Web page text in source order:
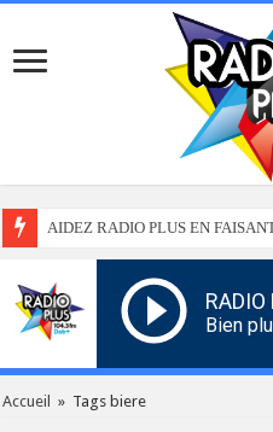
AIDEZ RADIO PLUS EN
RADIO
Bien
Accueil » Tags biere